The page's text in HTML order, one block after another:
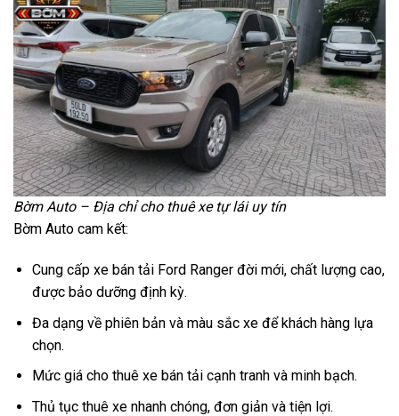
Bờm Auto – Địa chỉ cho thuê xe tự lái uy tín
Bờm Auto cam kết:
Cung cấp xe bán tải Ford Ranger đời mới, chất lượng cao,
được bảo dưỡng định kỳ.
Đa dạng về phiên bản và màu sắc xe để khách hàng lựa
chọn.
Mức giá cho thuê xe bán tải cạnh tranh và minh bạch.
Thủ tục thuê xe nhanh chóng, đơn giản và tiện lợi.